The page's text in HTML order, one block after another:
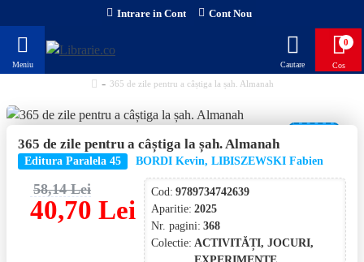
Intrare in Cont Cont Nou
0
365 de zile pentru a câștiga la șah. Almanah
NOU!
365 de zile pentru a câștiga la șah. Almanah
Editura Paralela 45 BORDI Kevin, LIBISZEWSKI Fabien
40,70 Lei
58,14 Lei Cod: 9789734742639
Aparitie: 2025
Nr. pagini: 368
Colectie: ACTIVITĂȚI, JOCURI,